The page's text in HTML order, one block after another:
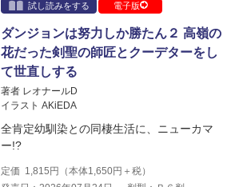
試し読みをする
電子版
ダンジョンは努力しか勝たん２ 高嶺の
花だった剣聖の師匠とクーデターをし
て世直しする
著者 レオナールD
イラスト AKiEDA
全肯定幼馴染との同棲生活に、ニューカマ
ー!?
定価 1,815 円（本体1,650円＋税）